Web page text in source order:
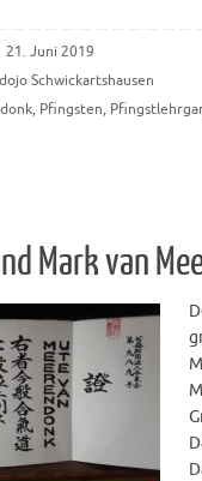
21. Juni 2019
Schwickartshausen
, Pfingsten,
Mark van